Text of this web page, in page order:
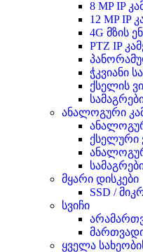
8 MP IP
12 MP IP
4G მზის
PTZ IP
ჭკვიანი
ქსელის
ანალოგური
ქსელური
მყარი დისკები
SSD /
სვიჩი
მართვადი
ყველა